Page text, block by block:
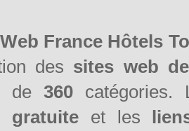
France Hôtels
des sites web
de 360 catégories.
gratuiteet les